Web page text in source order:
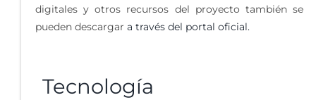
digitales y otros recursos del proyecto también se
pueden descargar a través del portal oficial.
Tecnología